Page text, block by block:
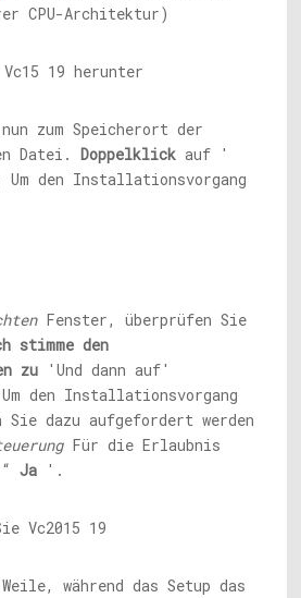
CPU-Architektur)
zum Speicherort der
Datei. Doppelklick auf '
den Installationsvorgang
Fenster, überprüfen Sie
stimme den
zu 'Und dann auf'
den Installationsvorgang
Sie dazu aufgefordert werden
Für die Erlaubnis
Ja '.
während das Setup das